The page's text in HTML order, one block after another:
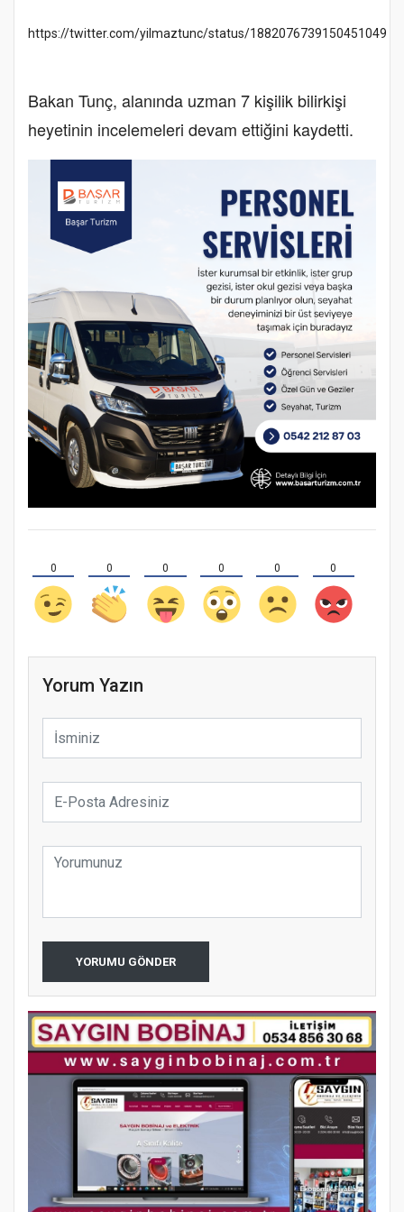
https://twitter.com/yilmaztunc/status/1882076739150451049
Bakan Tunç, alanında uzman 7 kişilik bilirkişi
heyetinin incelemeleri devam ettiğini kaydetti.
0 0 0 0 0 0
Yorum Yazın
YORUMU GÖNDER